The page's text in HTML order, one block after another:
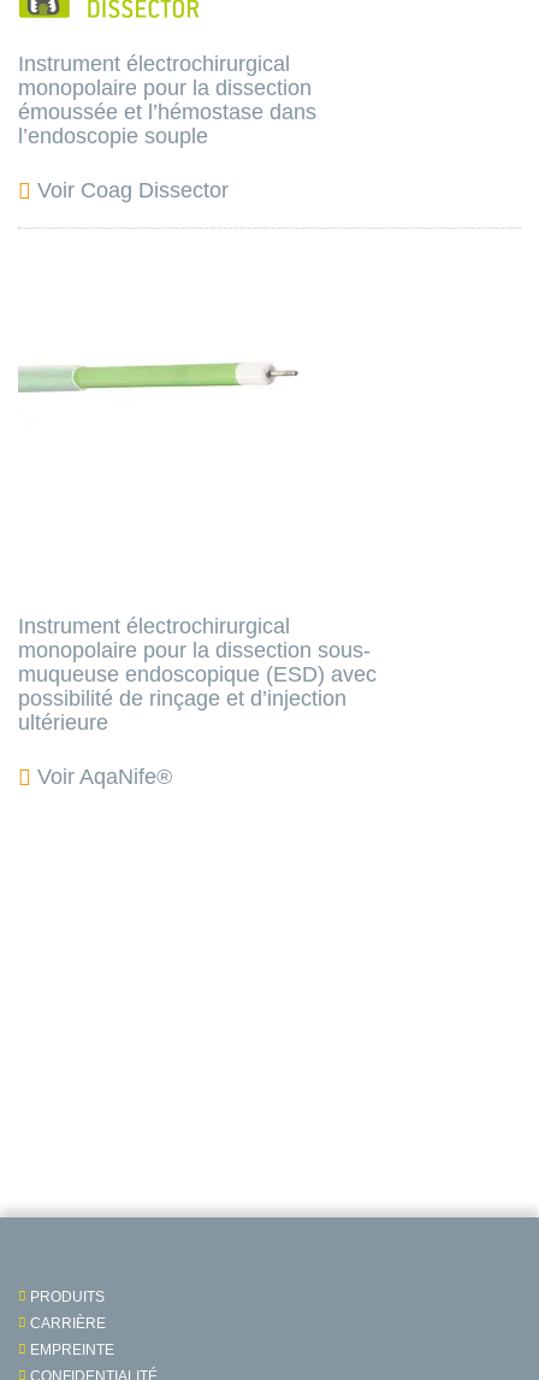
Instrument électrochirurgical
monopolaire pour la dissection
émoussée et l’hémostase dans
l’endoscopie souple
Voir Coag Dissector
Instrument électrochirurgical
monopolaire pour la dissection sous-
muqueuse endoscopique (ESD) avec
possibilité de rinçage et d’injection
ultérieure
Voir AqaNife®
PRODUITS
CARRIÈRE
EMPREINTE
CONFIDENTIALITÉ